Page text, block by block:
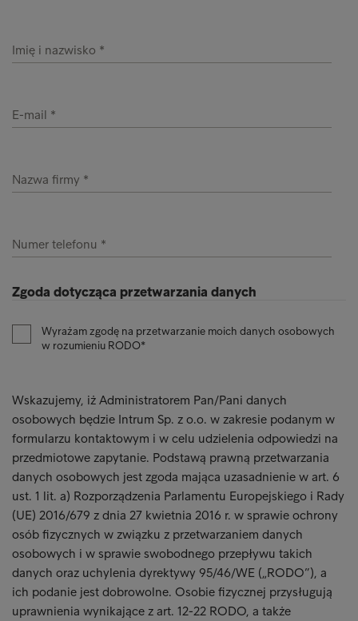
Imię i nazwisko
E-mail
Nazwa firmy
Numer telefonu
Zgoda dotycząca przetwarzania danych
Wyrażam zgodę na przetwarzanie moich danych osobowych
w rozumieniu RODO
Wskazujemy, iż Administratorem Pan/Pani danych
osobowych będzie Intrum Sp. z o.o. w zakresie podanym w
formularzu kontaktowym i w celu udzielenia odpowiedzi na
przedmiotowe zapytanie. Podstawą prawną przetwarzania
danych osobowych jest zgoda mająca uzasadnienie w art. 6
ust. 1 lit. a) Rozporządzenia Parlamentu Europejskiego i Rady
(UE) 2016/679 z dnia 27 kwietnia 2016 r. w sprawie ochrony
osób fizycznych w związku z przetwarzaniem danych
osobowych i w sprawie swobodnego przepływu takich
danych oraz uchylenia dyrektywy 95/46/WE („RODO”), a
ich podanie jest dobrowolne. Osobie fizycznej przysługują
uprawnienia wynikające z art. 12-22 RODO, a także